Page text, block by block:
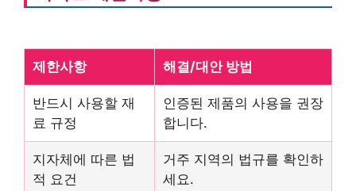
제한사항 해결/대안 방법
반드시 사용할 재
료 규정
인증된 제품의 사용을 권장
합니다.
지자체에 따른 법
적 요건
거주 지역의 법규를 확인하
세요.